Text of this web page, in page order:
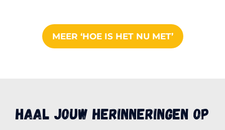
MEER ‘HOE IS HET NU MET’
Haal JOUW herinneringen op